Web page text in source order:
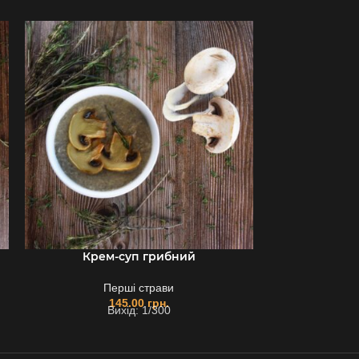
Крем-суп грибний
Перші страви
145.00 грн.
Вихід: 1/300